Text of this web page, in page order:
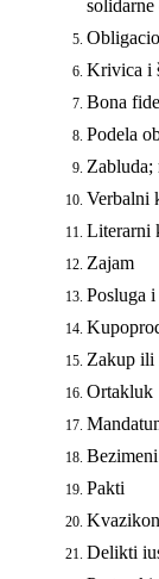
Krivica i
Bona
Podela
Verbalni
Literarni
Zajam
Posluga i
Zakup ili
Ortakluk
Pakti
Delikti